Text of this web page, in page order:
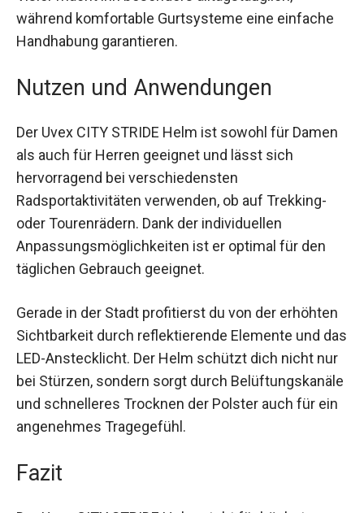
während komfortable Gurtsysteme eine einfache
Handhabung garantieren.
Nutzen und Anwendungen
Damen als auch für Herren geeignet und lässt
sich hervorragend bei verschiedensten
Radsportaktivitäten verwenden, ob auf Trekking-
oder Tourenrädern. Dank der individuellen
Anpassungsmöglichkeiten ist er optimal für den
täglichen Gebrauch geeignet.
erhöhten Sichtbarkeit durch reflektierende
Elemente und das LED-Anstecklicht. Der Helm
schützt dich nicht nur bei Stürzen, sondern sorgt
durch Belüftungskanäle und schnelleres
Trocknen der Polster auch für ein angenehmes
Tragegefühl.
Fazit